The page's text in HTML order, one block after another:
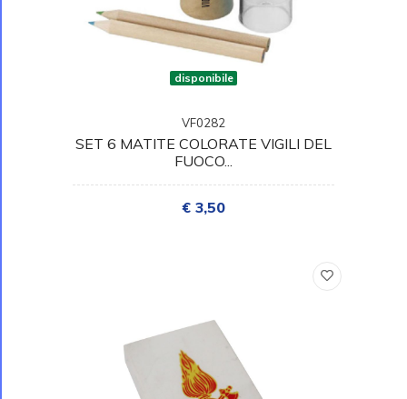
disponibile
VF0282
SET 6 MATITE COLORATE VIGILI DEL
FUOCO...
€ 3,50